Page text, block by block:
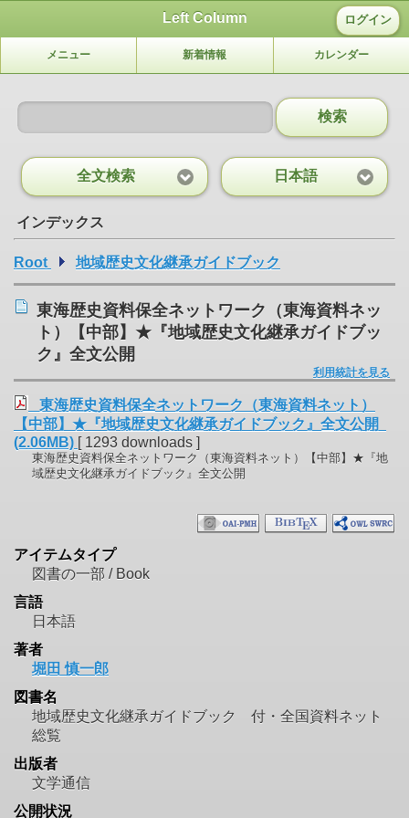
Left Column ログイン
メニュー 新着情報 カレンダー
検索
全文検索 日本語
インデックス
Root 地域歴史文化継承ガイドブック
東海歴史資料保全ネットワーク（東海資料ネッ
ト）【中部】★『地域歴史文化継承ガイドブッ
ク』全文公開
利用統計を見る
東海歴史資料保全ネットワーク（東海資料ネット）
【中部】★『地域歴史文化継承ガイドブック』全文公開
(2.06MB) [ 1293 downloads ]
東海歴史資料保全ネットワーク（東海資料ネット）【中部】★『地
域歴史文化継承ガイドブック』全文公開
アイテムタイプ
図書の一部 / Book
言語
日本語
著者
堀田 慎一郎
図書名
地域歴史文化継承ガイドブック 付・全国資料ネット
総覧
出版者
文学通信
公開状況